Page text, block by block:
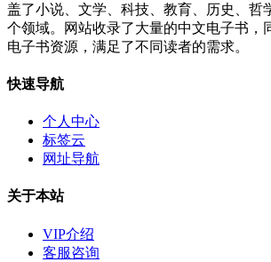
盖了小说、文学、科技、教育、历史、哲
个领域。网站收录了大量的中文电子书，
电子书资源，满足了不同读者的需求。
快速导航
个人中心
标签云
网址导航
关于本站
VIP介绍
客服咨询